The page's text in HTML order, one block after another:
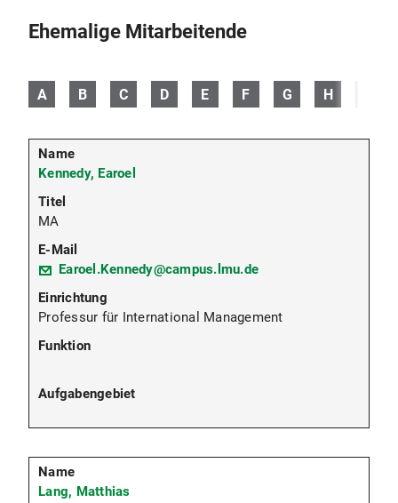
Ehemalige Mitarbeitende
A B C D E F G H
Kennedy, Earoel
MA
Earoel.Kennedy@campus.lmu.de
Professur für International Management
Lang, Matthias